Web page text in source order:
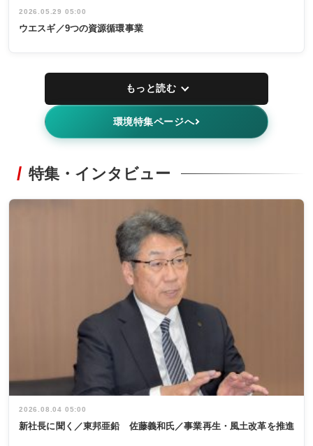
2026.05.29 05:00
ウエスギ／9つの資源循環事業
もっと読む
環境特集ページへ
特集・インタビュー
2026.08.04 05:00
新社長に聞く／東邦亜鉛 佐藤義和氏／事業再生・風土改革を推進